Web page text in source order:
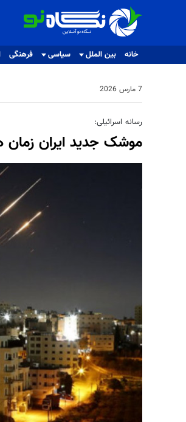
نگاه نو
خانه بین الملل سیاسی فرهنگی
7 مارس 2026
رسانه‌ اسرائیلی:
موشک جدید ایران